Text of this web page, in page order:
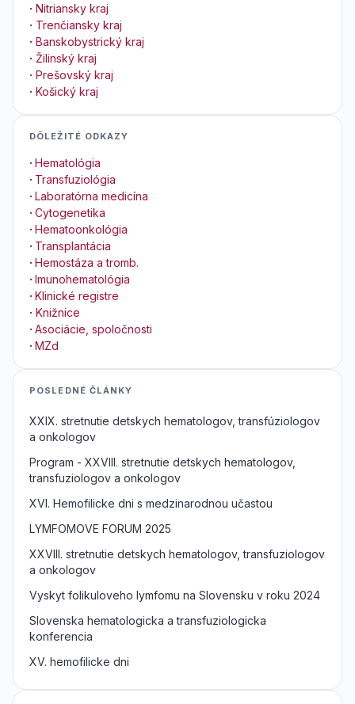
· Nitriansky kraj
· Trenčiansky kraj
· Banskobystrický kraj
· Žilinský kraj
· Prešovský kraj
· Košický kraj
DÔLEŽITÉ ODKAZY
· Hematológia
· Transfuziológia
· Laboratórna medicína
· Cytogenetika
· Hematoonkológia
· Transplantácia
· Hemostáza a tromb.
· Imunohematológia
· Klinické registre
· Knižnice
· Asociácie, spoločnosti
· MZd
POSLEDNÉ ČLÁNKY
XXIX. stretnutie detskych hematologov, transfúziologov
a onkologov
Program - XXVIII. stretnutie detskych hematologov,
transfuziologov a onkologov
XVI. Hemofilicke dni s medzinarodnou učastou
LYMFOMOVE FORUM 2025
XXVIII. stretnutie detskych hematologov, transfuziologov
a onkologov
Vyskyt folikuloveho lymfomu na Slovensku v roku 2024
Slovenska hematologicka a transfuziologicka
konferencia
XV. hemofilicke dni